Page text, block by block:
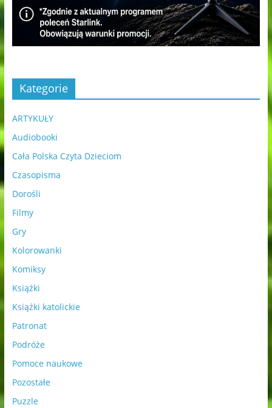
Kategorie
ARTYKUŁY
Audiobooki
Cała Polska Czyta Dzieciom
Czasopisma
Dorośli
Filmy
Gry
Kolorowanki
Komiksy
Książki
Książki katolickie
Patronat
Podróże
Pomoce naukowe
Pozostałe
Puzzle